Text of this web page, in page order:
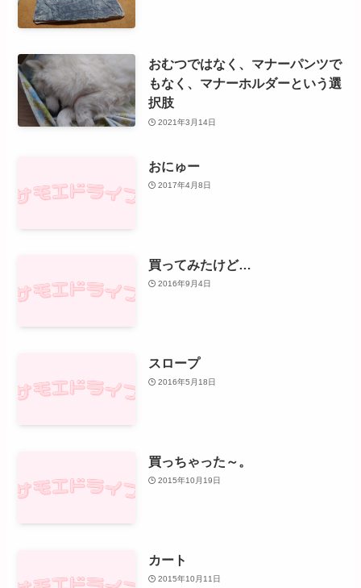
おむつではなく、マナーパンツで
もなく、マナーホルダーという選
択肢
2021年3月14日
おにゅー
2017年4月8日
買ってみたけど…
2016年9月4日
スロープ
2016年5月18日
買っちゃった～。
2015年10月19日
カート
2015年10月11日